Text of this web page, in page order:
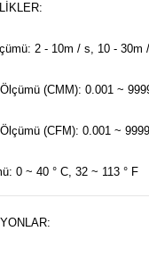
2 - 10m / s, 10 - 30m
Ölçümü (CMM): 0.001 ~
Ölçümü (CFM): 0.001 ~
0 ~ 40 ° C, 32 ~ 113 ° F